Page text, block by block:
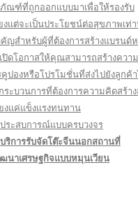
ภัณฑ์ที่ถูกออกแบบมาเพื่อให้รองรับ
งแต่จะเป็นประโยชน์ต่อสุขภาพเท่
คัญสำหรับผู้ที่ต้องการสร้างแบรนด์
ปิดโอกาสให้คุณสามารถสร้างควา
ปองหรือโปรโมชั่นที่ส่งไปยังลูกค้
ระบวนการที่ต้องการความคิดสร้า
งแค่แข็งแรงทนทาน
ระสบการณ์แบบครบวงจร
ริการรับจัดโต๊ะจีนนอกสถานที่
นาเศรษฐกิจแบบหมุนเวียน